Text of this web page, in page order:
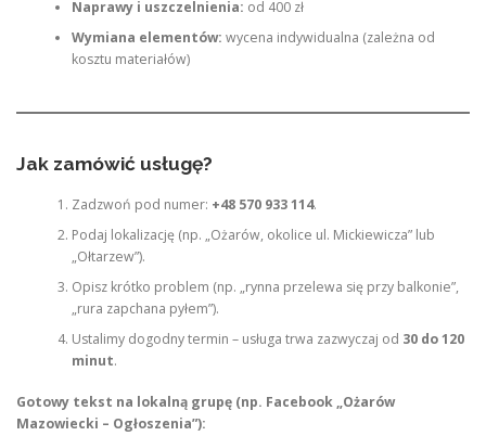
Naprawy i uszczelnienia: od 400 zł
Wymiana elementów: wycena indywidualna (zależna od
kosztu materiałów)
Jak zamówić usługę?
Zadzwoń pod numer: +48 570 933 114.
Podaj lokalizację (np. „Ożarów, okolice ul. Mickiewicza” lub
„Ołtarzew”).
Opisz krótko problem (np. „rynna przelewa się przy balkonie”,
„rura zapchana pyłem”).
Ustalimy dogodny termin – usługa trwa zazwyczaj od 30 do 120
minut.
Gotowy tekst na lokalną grupę (np. Facebook „Ożarów
Mazowiecki – Ogłoszenia”):